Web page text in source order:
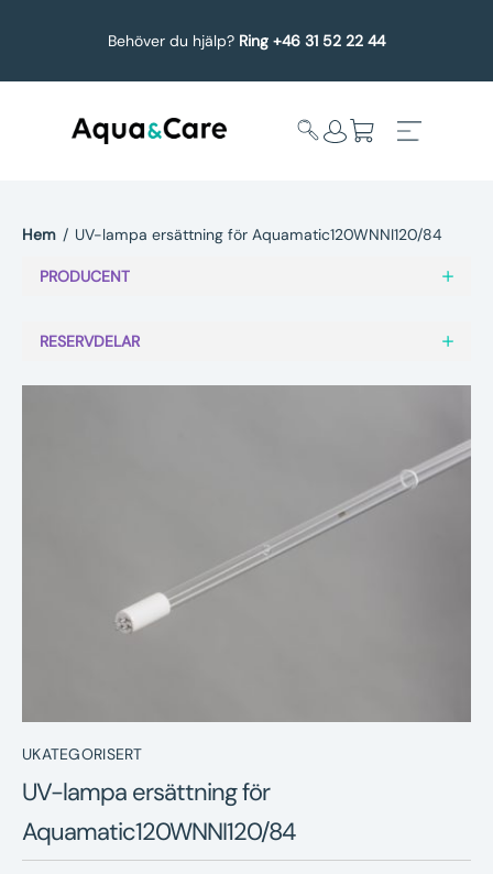
Behöver du hjälp? Ring +46 31 52 22 44
undermeny
Service
Underhållstips
Hem / UV-lampa ersättning för Aquamatic120WNNI120/84
PRODUCENT
RESERVDELAR
UKATEGORISERT
UV-lampa ersättning för
Aquamatic120WNNI120/84